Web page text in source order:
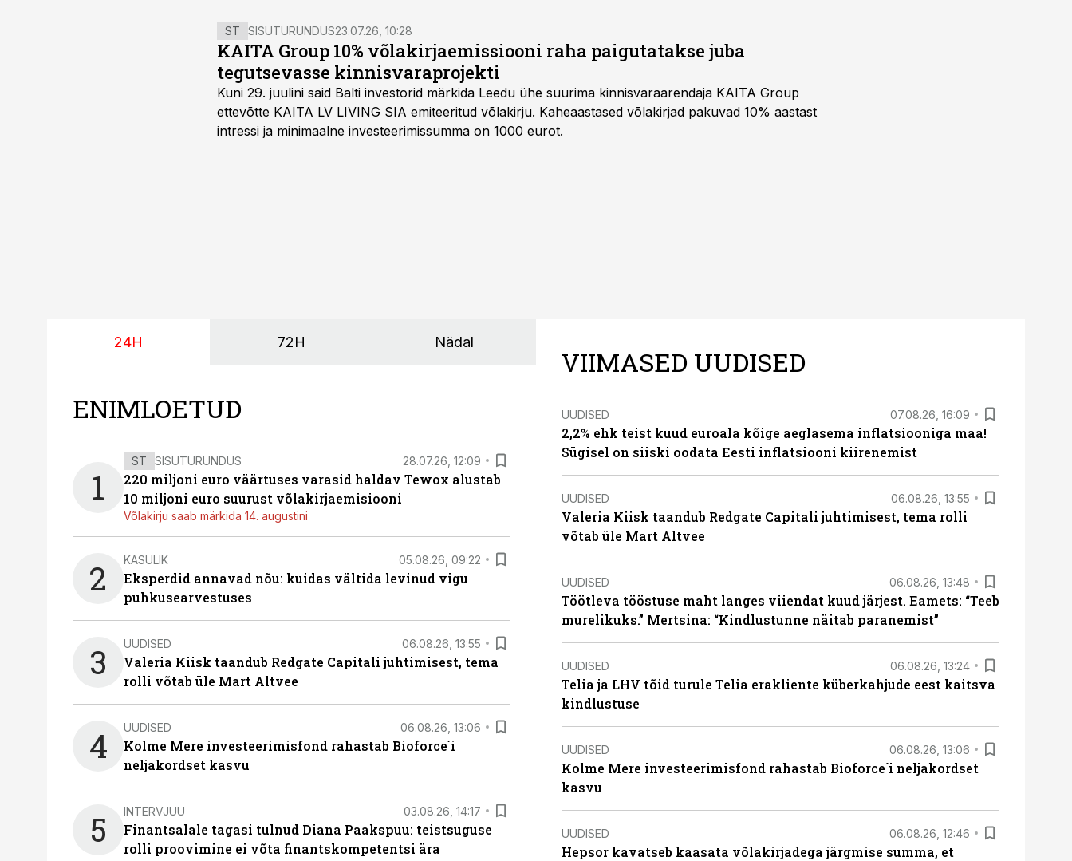
ST SISUTURUNDUS23.07.26, 10:28
KAITA Group 10% võlakirjaemissiooni raha paigutatakse juba
tegutsevasse kinnisvaraprojekti
Kuni 29. juulini said Balti investorid märkida Leedu ühe suurima kinnisvaraarendaja KAITA Group
ettevõtte KAITA LV LIVING SIA emiteeritud võlakirju. Kaheaastased võlakirjad pakuvad 10% aastast
intressi ja minimaalne investeerimissumma on 1000 eurot.
24H 72H Nädal
ENIMLOETUD
1
ST SISUTURUNDUS 28.07.26, 12:09
220 miljoni euro väärtuses varasid haldav Tewox alustab
10 miljoni euro suurust võlakirjaemisiooni
Võlakirju saab märkida 14. augustini
2 KASULIK 05.08.26, 09:22
Eksperdid annavad nõu: kuidas vältida levinud vigu
puhkusearvestuses
3 UUDISED 06.08.26, 13:55
Valeria Kiisk taandub Redgate Capitali juhtimisest, tema
rolli võtab üle Mart Altvee
4 UUDISED 06.08.26, 13:06
Kolme Mere investeerimisfond rahastab Bioforce´i
neljakordset kasvu
5 INTERVJUU 03.08.26, 14:17
Finantsalale tagasi tulnud Diana Paakspuu: teistsuguse
rolli proovimine ei võta finantskompetentsi ära
VIIMASED UUDISED
UUDISED 07.08.26, 16:09
2,2% ehk teist kuud euroala kõige aeglasema inflatsiooniga maa!
Sügisel on siiski oodata Eesti inflatsiooni kiirenemist
UUDISED 06.08.26, 13:55
Valeria Kiisk taandub Redgate Capitali juhtimisest, tema rolli
võtab üle Mart Altvee
UUDISED 06.08.26, 13:48
Töötleva tööstuse maht langes viiendat kuud järjest. Eamets: “Teeb
murelikuks.” Mertsina: “Kindlustunne näitab paranemist”
UUDISED 06.08.26, 13:24
Telia ja LHV tõid turule Telia erakliente küberkahjude eest kaitsva
kindlustuse
UUDISED 06.08.26, 13:06
Kolme Mere investeerimisfond rahastab Bioforce´i neljakordset
kasvu
UUDISED 06.08.26, 12:46
Hepsor kavatseb kaasata võlakirjadega järgmise summa, et